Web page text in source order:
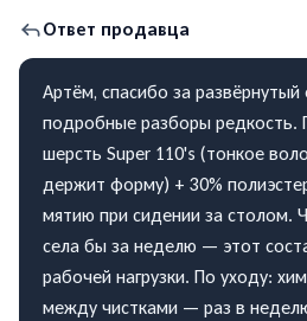
Ответ продавца
Артём, спасибо за
подробные разборы редкость.
шерсть Super 110's (тонкое
держит форму) + 30%
мятию при сидении за столом.
села бы за неделю — этот
рабочей нагрузки. По уходу:
между чистками — раз в